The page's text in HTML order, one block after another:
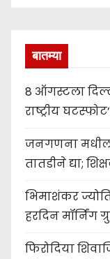
बातम्या
8 ऑगस्टला
राष्ट्रीय
जनगणना मधील
तातडीने द्या;
भिमाशंकर
हरदिन मॉर्निंग
फिरोदिया